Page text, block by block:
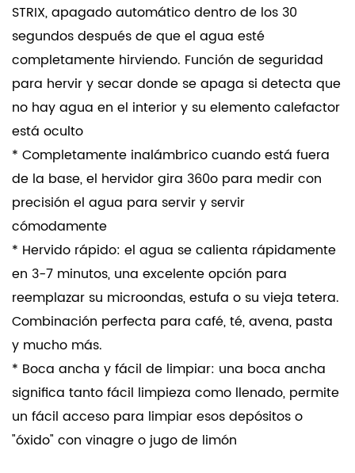
STRIX, apagado automático dentro de los 30
segundos después de que el agua esté
completamente hirviendo. Función de seguridad
para hervir y secar donde se apaga si detecta que
no hay agua en el interior y su elemento calefactor
está oculto
* Completamente inalámbrico cuando está fuera
de la base, el hervidor gira 360o para medir con
precisión el agua para servir y servir
cómodamente
* Hervido rápido: el agua se calienta rápidamente
en 3-7 minutos, una excelente opción para
reemplazar su microondas, estufa o su vieja tetera.
Combinación perfecta para café, té, avena, pasta
y mucho más.
* Boca ancha y fácil de limpiar: una boca ancha
significa tanto fácil limpieza como llenado, permite
un fácil acceso para limpiar esos depósitos o
"óxido" con vinagre o jugo de limón